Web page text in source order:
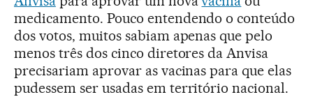
medicamento. Pouco entendendo o conteúdo
dos votos, muitos sabiam apenas que pelo
menos três dos cinco diretores da Anvisa
precisariam aprovar as vacinas para que elas
pudessem ser usadas em território nacional.